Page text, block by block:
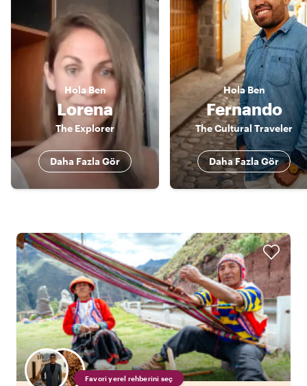
Hola Ben
Lorena
The Explorer
Daha Fazla Gör
Hola Ben
Fernando
The Cultural Traveler
Daha Fazla Gör
Favori yerel rehberini seç